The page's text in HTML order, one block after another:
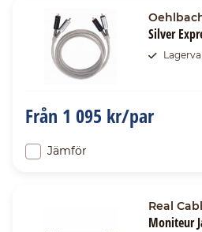
Silver
Från 1 095 kr/par
Jämför
Real
Moniteur